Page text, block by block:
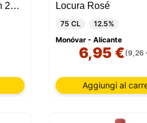
Lascala Monastrell Syrah 2018 Locura Rosé
75 CL
12.5%
Monóvar - Alicante
6,95 €(9,26
Aggiungi al